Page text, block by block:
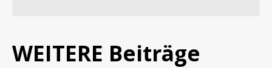
WEITERE Beiträge